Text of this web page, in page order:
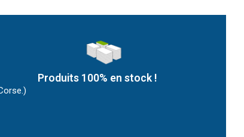
Produits 100% en stock !